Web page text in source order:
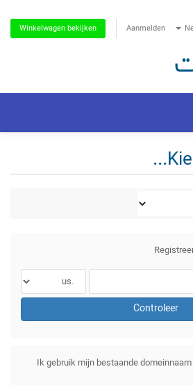
Aanmelden
Winkelwagen bekijken
Controleer
Ik gebruik mijn bestaande